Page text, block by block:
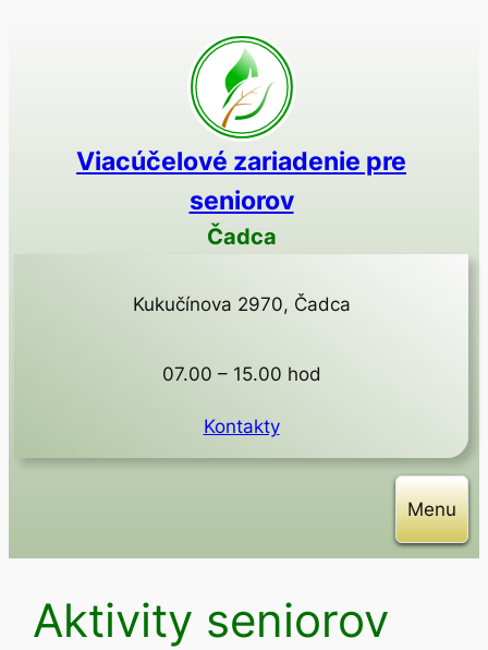
Viacúčelové zariadenie pre
seniorov
Čadca
Kukučínova 2970, Čadca
07.00 – 15.00 hod
Kontakty
Menu
Aktivity seniorov